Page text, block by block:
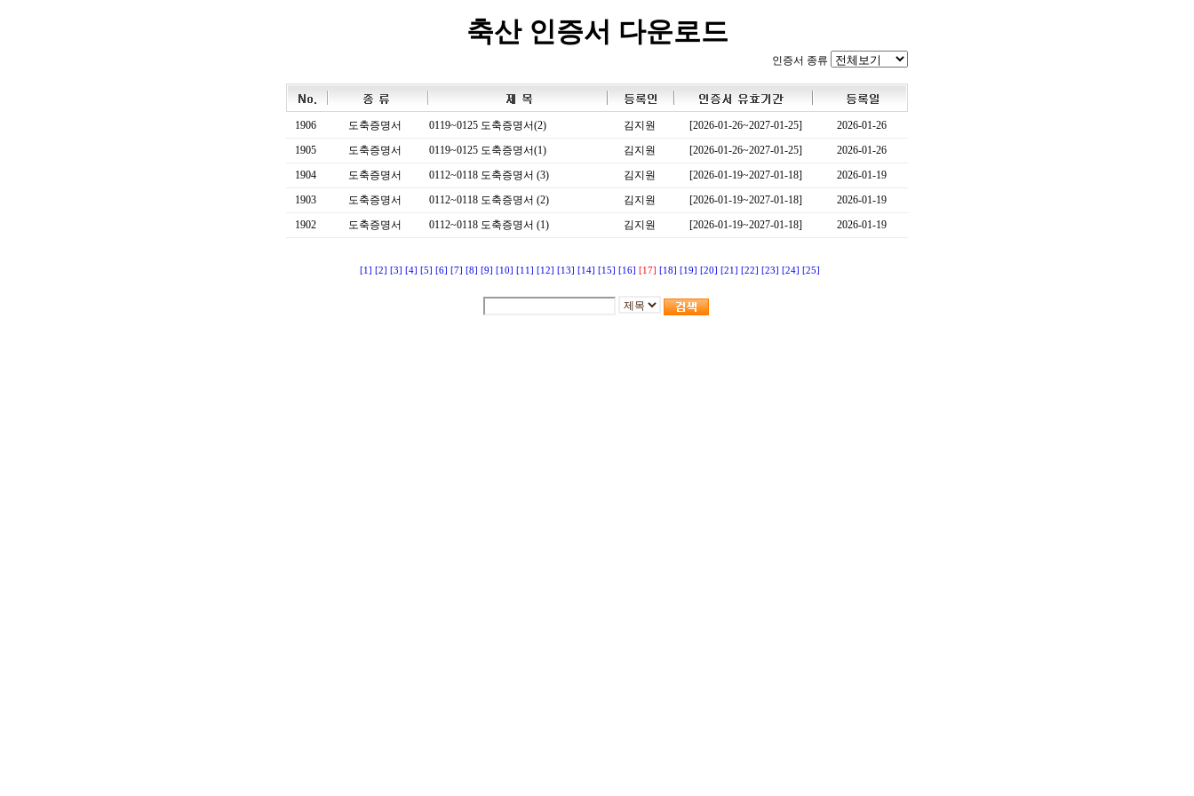
축산 인증서 다운로드
인증서 종류
1906 도축증명서 0119~0125 도축증명서(2) 김지원 [2026-01-26~2027-01-25]
2026-01-26
1905
도축증명서 0119~0125 도축증명서(1) 김지원 [2026-01-26~2027-01-25]
2026-01-26
1904
도축증명서 0112~0118 도축증명서 (3) 김지원 [2026-01-19~2027-01-18]
2026-01-19
1903
도축증명서 0112~0118 도축증명서 (2) 김지원 [2026-01-19~2027-01-18]
2026-01-19
1902
도축증명서 0112~0118 도축증명서 (1) 김지원 [2026-01-19~2027-01-18] 2026-01-19
[1] [2] [3] [4] [5] [6] [7] [8] [9] [10] [11] [12] [13] [14] [15] [16] [17] [18] [19] [20] [21] [22] [23] [24] [25]